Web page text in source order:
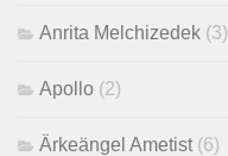
Anrita Melchizedek (3)
Apollo (2)
Ärkeängel Ametist (6)